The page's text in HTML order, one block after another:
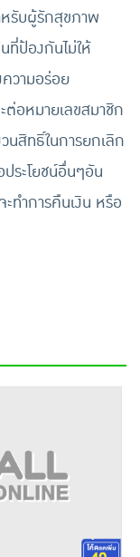
หรับผู้รักสุขภาพ
ที่ป้องกันไม่ให้
วามอร่อย
อหมายเลขสมาชิก
นสิทธิ์ในการยกเลิก
ระโยชน์อื่นๆอัน
ทำการคืนเงิน หรือ